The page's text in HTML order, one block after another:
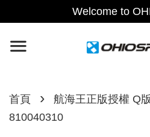
Welcome to
首頁 ›
航海王正版授權 Q
810040310